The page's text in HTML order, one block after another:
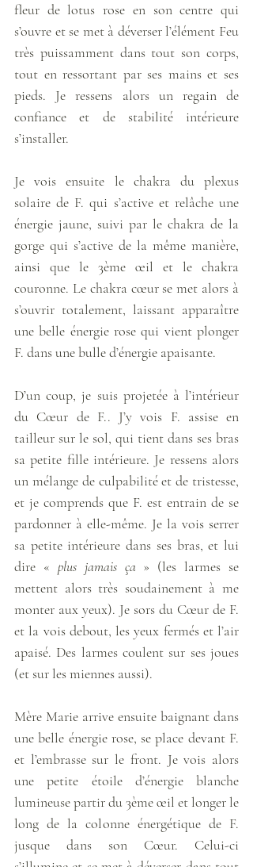
fleur de lotus rose en son centre qui
s’ouvre et se met à déverser l’élément Feu
très puissamment dans tout son corps,
tout en ressortant par ses mains et ses
pieds. Je ressens alors un regain de
confiance et de stabilité intérieure
s’installer.
Je vois ensuite le chakra du plexus
solaire de F. qui s’active et relâche une
énergie jaune, suivi par le chakra de la
gorge qui s’active de la même manière,
ainsi que le 3ème œil et le chakra
couronne. Le chakra cœur se met alors à
s’ouvrir totalement, laissant apparaître
une belle énergie rose qui vient plonger
F. dans une bulle d’énergie apaisante.
D’un coup, je suis projetée à l’intérieur
du Cœur de F.. J’y vois F. assise en
tailleur sur le sol, qui tient dans ses bras
sa petite fille intérieure. Je ressens alors
un mélange de culpabilité et de tristesse,
et je comprends que F. est entrain de se
pardonner à elle-même. Je la vois serrer
sa petite intérieure dans ses bras, et lui
dire « plus jamais ça » (les larmes se
mettent alors très soudainement à me
monter aux yeux). Je sors du Cœur de F.
et la vois debout, les yeux fermés et l’air
apaisé. Des larmes coulent sur ses joues
(et sur les miennes aussi).
Mère Marie arrive ensuite baignant dans
une belle énergie rose, se place devant F.
et l’embrasse sur le front. Je vois alors
une petite étoile d’énergie blanche
lumineuse partir du 3ème œil et longer le
long de la colonne énergétique de F.
jusque dans son Cœur. Celui-ci